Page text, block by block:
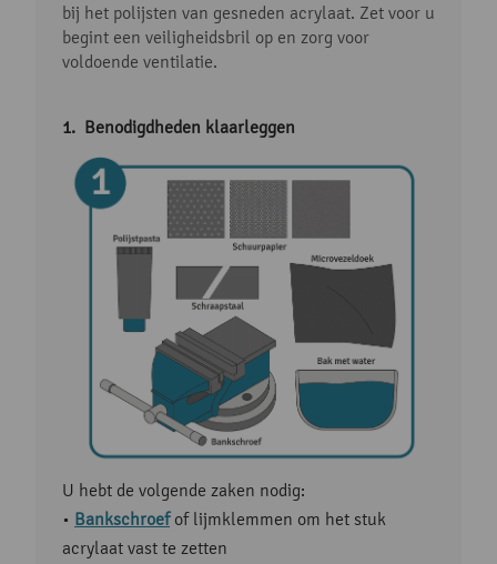
bij het polijsten van gesneden acrylaat. Zet voor u
begint een veiligheidsbril op en zorg voor
voldoende ventilatie.
Benodigdheden klaarleggen
U hebt de volgende zaken nodig:
• Bankschroefof lijmklemmen om het stuk
acrylaat vast te zetten